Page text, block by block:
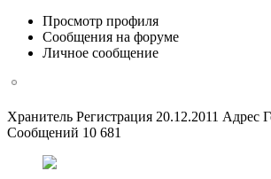
Просмотр профиля
Сообщения на форуме
Личное сообщение
Хранитель Регистрация 20.12.2011 Адрес
Сообщений 10 681